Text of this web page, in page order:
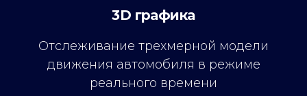
3D графика
Отслеживание трехмерной модели
движения автомобиля в режиме
реального времени